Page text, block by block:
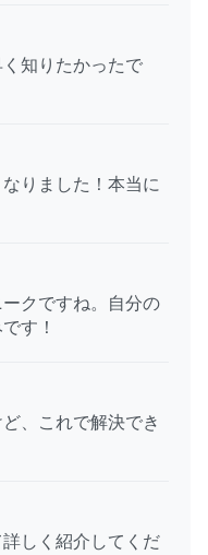
知りたかったで
りました！本当に
クですね。自分の
す！
、これで解決でき
しく紹介してくだ